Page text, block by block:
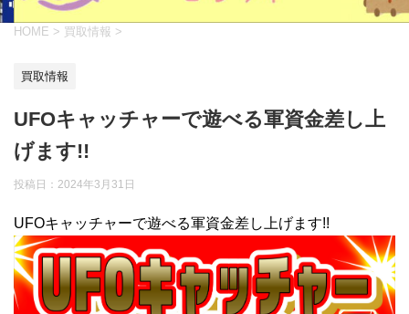
HOME > 買取情報 >
買取情報
UFOキャッチャーで遊べる軍資金差し上
げます!!
投稿日： 2024年3月31日
UFOキャッチャーで遊べる軍資金差し上げます!!